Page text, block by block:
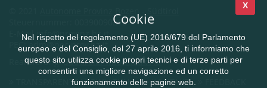
Steuernummer: 00390090215
E-Mail info@provinz.bz.it
PEC:adm@pec.prov.bz.it
Realisierung:Südtiroler Informatik AG
TRANSPARENTE VERWALTUNG
KONTAKT
X
Cookie
Nel rispetto del regolamento (UE) 2016/679 del Parlamento
europeo e del Consiglio, del 27 aprile 2016, ti informiamo che
questo sito utilizza cookie propri tecnici e di terze parti per
consentirti una migliore navigazione ed un corretto
funzionamento delle pagine web.